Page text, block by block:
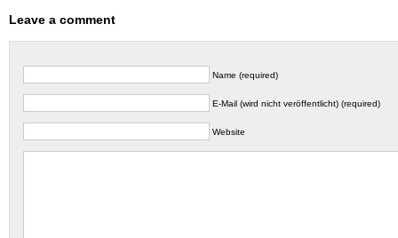
Leave a comment
Name (required)
E-Mail (wird nicht veröffentlicht) (required)
Website